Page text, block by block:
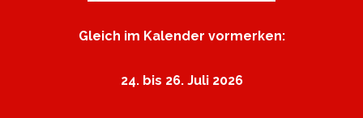
Gleich im Kalender vormerken:
24. bis 26. Juli 2026